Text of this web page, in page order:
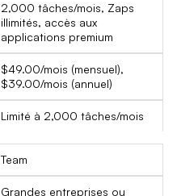
2,000 tâches/mois, Zaps
illimités, accès aux
applications premium
$49.00/mois (mensuel),
$39.00/mois (annuel)
Limité à 2,000 tâches/mois
Team
Grandes entreprises ou